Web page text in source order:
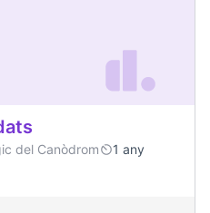
del Canòdrom
1 any